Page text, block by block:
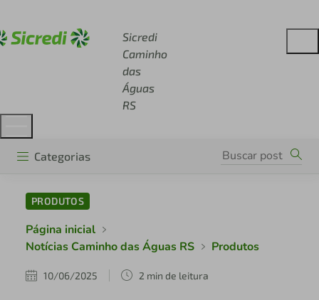
Sicredi
Caminho
das
Águas
RS
Categorias
PRODUTOS
Página inicial
Notícias Caminho das Águas RS
Produtos
10/06/2025 2 min de leitura